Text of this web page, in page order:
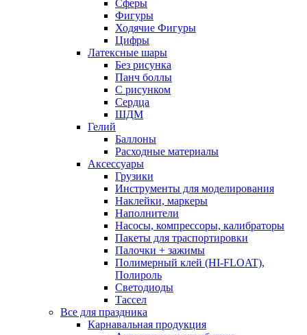
Сферы
Фигуры
Ходячие Фигуры
Цифры
Латексные шары
Без рисунка
Панч боллы
С рисунком
Сердца
ШДМ
Гелий
Баллоны
Расходные материалы
Аксессуары
Грузики
Инструменты для моделирования
Наклейки, маркеры
Наполнители
Насосы, компрессоры, калибраторы
Пакеты для траспортировки
Палочки + зажимы
Полимерный клей (HI-FLOAT),
Полироль
Светодиоды
Тассел
Все для праздника
Карнавальная продукция